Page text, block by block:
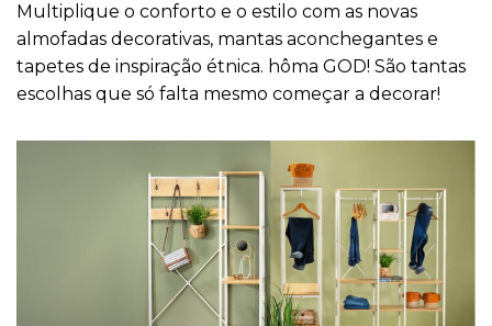
Multiplique o conforto e o estilo com as novas
almofadas decorativas, mantas aconchegantes e
tapetes de inspiração étnica. hôma GOD! São tantas
escolhas que só falta mesmo começar a decorar!